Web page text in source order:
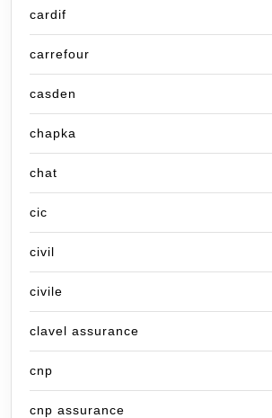
cardif
carrefour
casden
chapka
chat
cic
civil
civile
clavel assurance
cnp
cnp assurance